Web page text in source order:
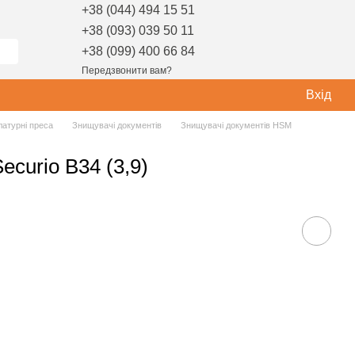
+38 (044) 494 15 51
+38 (093) 039 50 11
+38 (099) 400 66 84
Передзвонити вам?
Вхід
преса Знищувачі документів Знищувачі документів HSM
B34 (3,9)